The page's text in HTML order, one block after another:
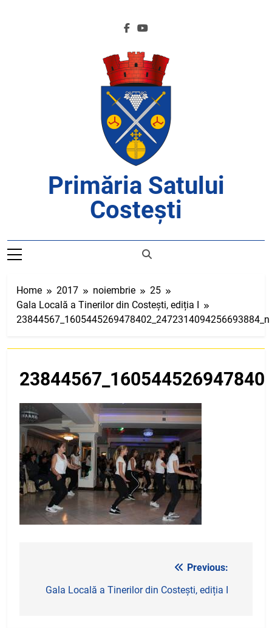
Primăria Satului
Costești
Home 2017 noiembrie
25
Gala Locală a Tinerilor din Costești, ediția I
23844567_1605445269478402_2472314094256693884_n
Previous:
Gala Locală a Tinerilor din Costești, ediția I